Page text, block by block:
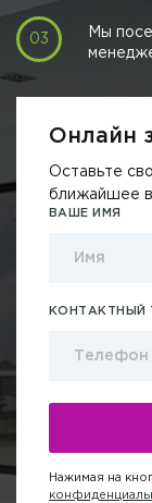
Мы
Онлайн
Оставьте
ближайшее
ВАШЕ ИМЯ
КОНТАКТНЫЙ
Нажимая на